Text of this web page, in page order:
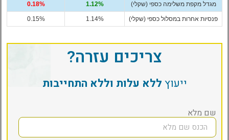
מגדל מקפת משלימה כספי (שקלי) 1.12%
0.18%
פנסיות אחרות במסלול כספי (שקלי) 1.14%
0.15%
צריכים עזרה?
ייעוץללא עלות וללא התחייבות
שם מלא